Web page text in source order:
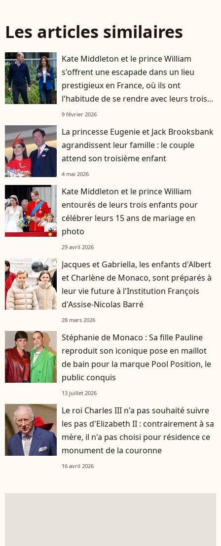
Les articles similaires
Kate Middleton et le prince William
s'offrent une escapade dans un lieu
prestigieux en France, où ils ont
l'habitude de se rendre avec leurs trois
enfants
9 février 2026
La princesse Eugenie et Jack Brooksbank
agrandissent leur famille : le couple
attend son troisième enfant
4 mai 2026
Kate Middleton et le prince William
entourés de leurs trois enfants pour
célébrer leurs 15 ans de mariage en
photo
29 avril 2026
Jacques et Gabriella, les enfants d'Albert
et Charlène de Monaco, sont préparés à
leur vie future à l'Institution François
d'Assise-Nicolas Barré
28 mars 2026
Stéphanie de Monaco : Sa fille Pauline
reproduit son iconique pose en maillot
de bain pour la marque Pool Position, le
public conquis
13 juillet 2026
Le roi Charles III n'a pas souhaité suivre
les pas d'Elizabeth II : contrairement à sa
mère, il n'a pas choisi pour résidence ce
monument de la couronne
16 avril 2026